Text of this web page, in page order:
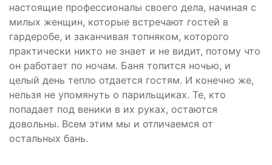
настоящие профессионалы своего дела, начиная с
милых женщин, которые встречают гостей в
гардеробе, и заканчивая топняком, которого
практически никто не знает и не видит, потому что
он работает по ночам. Баня топится ночью, и
целый день тепло отдается гостям. И конечно же,
нельзя не упомянуть о парильщиках. Те, кто
попадает под веники в их руках, остаются
довольны. Всем этим мы и отличаемся от
остальных бань.